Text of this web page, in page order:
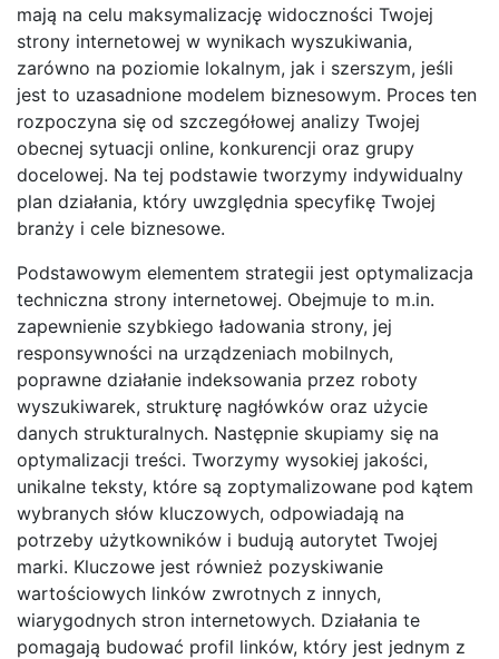
mają na celu maksymalizację widoczności Twojej
strony internetowej w wynikach wyszukiwania,
zarówno na poziomie lokalnym, jak i szerszym, jeśli
jest to uzasadnione modelem biznesowym. Proces ten
rozpoczyna się od szczegółowej analizy Twojej
obecnej sytuacji online, konkurencji oraz grupy
docelowej. Na tej podstawie tworzymy indywidualny
plan działania, który uwzględnia specyfikę Twojej
branży i cele biznesowe.
Podstawowym elementem strategii jest optymalizacja
techniczna strony internetowej. Obejmuje to m.in.
zapewnienie szybkiego ładowania strony, jej
responsywności na urządzeniach mobilnych,
poprawne działanie indeksowania przez roboty
wyszukiwarek, strukturę nagłówków oraz użycie
danych strukturalnych. Następnie skupiamy się na
optymalizacji treści. Tworzymy wysokiej jakości,
unikalne teksty, które są zoptymalizowane pod kątem
wybranych słów kluczowych, odpowiadają na
potrzeby użytkowników i budują autorytet Twojej
marki. Kluczowe jest również pozyskiwanie
wartościowych linków zwrotnych z innych,
wiarygodnych stron internetowych. Działania te
pomagają budować profil linków, który jest jednym z